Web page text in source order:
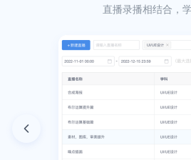
直播录播相结合，